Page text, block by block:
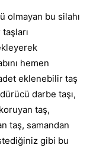
olmayan bu silahı
hemen
eklenebilir taş
darbe taşı,
taş,
taş, samandan
gibi bu